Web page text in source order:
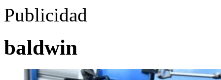
Publicidad
baldwin